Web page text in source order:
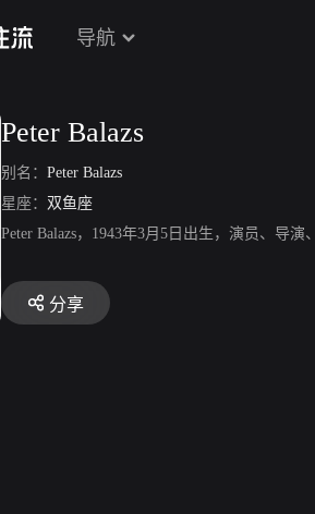
导航
Peter Balazs
别名： Peter Balazs
星座： 双鱼座
Peter Balazs，1943年3月5日出生，演员、导
分享